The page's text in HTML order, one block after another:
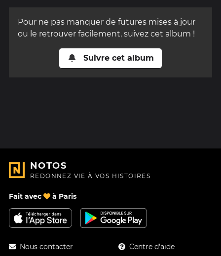
Pour ne pas manquer de futures mises à jour
ou le retrouver facilement, suivez cet album !
Suivre cet album
NOTOS
REDONNEZ VIE À VOS HISTOIRES
Fait avec à Paris
Nous contacter Centre d'aide